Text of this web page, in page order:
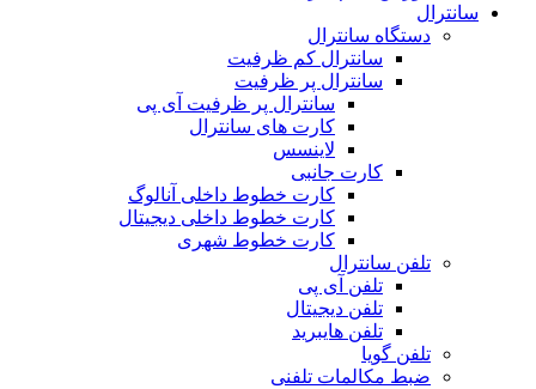
سانترال
دستگاه سانترال
سانترال کم ظرفیت
سانترال پر ظرفیت
سانترال پر ظرفیت آی پی
کارت های سانترال
لاینسس
کارت جانبی
کارت خطوط داخلی آنالوگ
کارت خطوط داخلی دیجیتال
کارت خطوط شهری
تلفن سانترال
تلفن آی پی
تلفن دیجیتال
تلفن هایبرید
تلفن گویا
ضبط مکالمات تلفنی